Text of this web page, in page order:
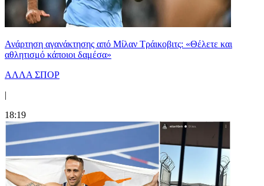
Ανάρτηση αγανάκτησης από Μίλαν Τράικοβιτς: «Θέλετε και
αθλητισμό κάποιοι δαμέσα»
ΑΛΛΑ ΣΠΟΡ
|
18:19